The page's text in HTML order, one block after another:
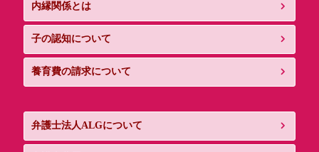
内縁関係とは
子の認知について
養育費の請求について
弁護士法人ALGについて